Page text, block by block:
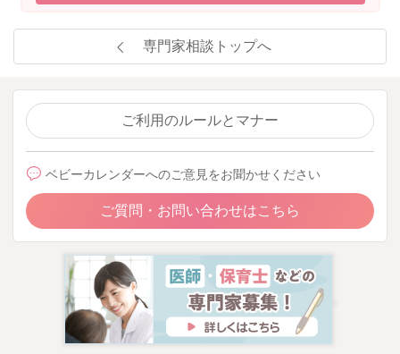
専門家相談トップへ
ご利用のルールとマナー
ベビーカレンダーへのご意見をお聞かせください
ご質問・お問い合わせはこちら